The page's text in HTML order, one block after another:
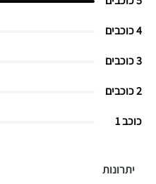
4 כוכבים
3 כוכבים
2 כוכבים
כוכב 1
יתרונות